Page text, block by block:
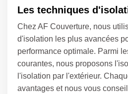
Les techniques
Chez AF Couverture, nous
d'isolation les plus avancées
performance optimale. Parmi
courantes, nous proposons
l'isolation par l'extérieur.
avantages et nous vous